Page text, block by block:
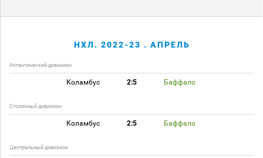
НХЛ. 2022-23 . АПРЕЛЬ
Атлантический дивизион
Коламбус 2:5 Баффало
Столичный дивизион
Коламбус 2:5 Баффало
Центральный дивизион